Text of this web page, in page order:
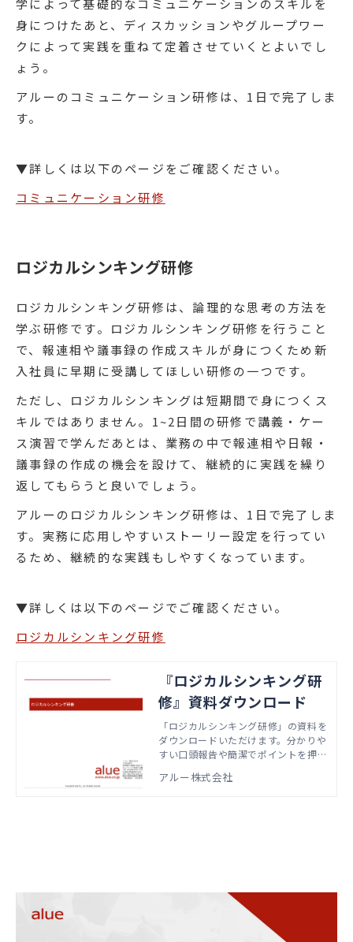
学によって基礎的なコミュニケーションのスキルを
身につけたあと、ディスカッションやグループワー
クによって実践を重ねて定着させていくとよいでし
ょう。
アルーのコミュニケーション研修は、1日で完了しま
す。
▼詳しくは以下のページをご確認ください。
コミュニケーション研修
ロジカルシンキング研修
ロジカルシンキング研修は、論理的な思考の方法を
学ぶ研修です。ロジカルシンキング研修を行うこと
で、報連相や議事録の作成スキルが身につくため新
入社員に早期に受講してほしい研修の一つです。
ただし、ロジカルシンキングは短期間で身につくス
キルではありません。1~2日間の研修で講義・ケー
ス演習で学んだあとは、業務の中で報連相や日報・
議事録の作成の機会を設けて、継続的に実践を繰り
返してもらうと良いでしょう。
アルーのロジカルシンキング研修は、1日で完了しま
す。実務に応用しやすいストーリー設定を行ってい
るため、継続的な実践もしやすくなっています。
▼詳しくは以下のページでご確認ください。
ロジカルシンキング研修
『ロジカルシンキング研
修』資料ダウンロード
「ロジカルシンキング研修」の資料を
ダウンロードいただけます。分かりや
すい口頭報告や簡潔でポイントを押さ
ビジネスの場面で役に立つロジカルシ
アルー株式会社